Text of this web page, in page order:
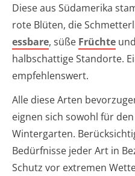
Diese aus Südamerika
rote Blüten, die
essbare, süße Früchte
halbschattige Standorte.
empfehlenswert.
Alle diese Arten
eignen sich sowohl für
Wintergarten.
Bedürfnisse jeder Art in
Schutz vor extremen